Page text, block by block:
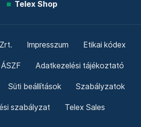
Telex Shop
Impresszum Etikai kódex
ÁSZF Adatkezelési tájékoztató
Süti beállítások Szabályzatok
szabályzat Telex Sales